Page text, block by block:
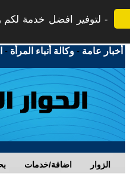
لتوفير افضل خدمة لكم
أخبار عامة -وكالة أنباء المرأة -
اضافة/خدمات الزوار